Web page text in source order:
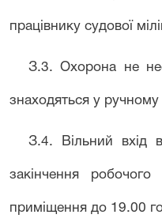
працівнику судової
З.3. Охорона не
знаходяться у ручному
З.4. Вільний вхід
закінчення
приміщення до 19.00